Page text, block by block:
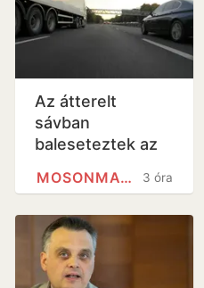
Az átterelt
sávban
baleseteztek az
irányban komoly a
3 óra
MOSONMAGYARÓVÁR